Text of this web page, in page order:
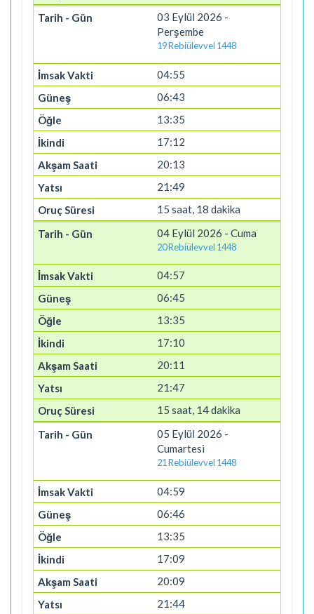
03 Eylül 2026 -
Perşembe
19 Rebiülevvel 1448
04:55
06:43
13:35
17:12
20:13
21:49
15 saat, 18 dakika
04 Eylül 2026 - Cuma
20 Rebiülevvel 1448
04:57
06:45
13:35
17:10
20:11
21:47
15 saat, 14 dakika
05 Eylül 2026 -
Cumartesi
21 Rebiülevvel 1448
04:59
06:46
13:35
17:09
20:09
21:44